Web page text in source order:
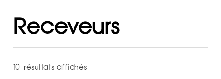
Receveurs
10 résultats affichés